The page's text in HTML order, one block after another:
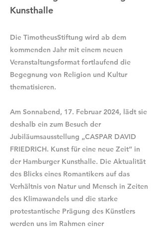
Kunsthalle
Die TimotheusStiftung wird ab dem
kommenden Jahr mit einem neuen
Veranstaltungsformat fortlaufend die
Begegnung von Religion und Kultur
thematisieren.
Am Sonnabend, 17. Februar 2024, lädt sie
deshalb ein zum Besuch der
Jubiläumsausstellung „CASPAR DAVID
FRIEDRICH. Kunst für eine neue Zeit“ in
der Hamburger Kunsthalle. Die Aktualität
des Blicks eines Romantikers auf das
Verhältnis von Natur und Mensch in Zeiten
des Klimawandels und die starke
protestantische Prägung des Künstlers
werden uns im Rahmen einer